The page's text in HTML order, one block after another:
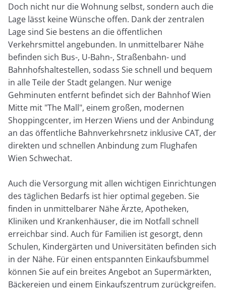
Doch nicht nur die Wohnung selbst, sondern auch die
Lage lässt keine Wünsche offen. Dank der zentralen
Lage sind Sie bestens an die öffentlichen
Verkehrsmittel angebunden. In unmittelbarer Nähe
befinden sich Bus-, U-Bahn-, Straßenbahn- und
Bahnhofshaltestellen, sodass Sie schnell und bequem
in alle Teile der Stadt gelangen. Nur wenige
Gehminuten entfernt befindet sich der Bahnhof Wien
Mitte mit "The Mall", einem großen, modernen
Shoppingcenter, im Herzen Wiens und der Anbindung
an das öffentliche Bahnverkehrsnetz inklusive CAT, der
direkten und schnellen Anbindung zum Flughafen
Wien Schwechat.
Auch die Versorgung mit allen wichtigen Einrichtungen
des täglichen Bedarfs ist hier optimal gegeben. Sie
finden in unmittelbarer Nähe Ärzte, Apotheken,
Kliniken und Krankenhäuser, die im Notfall schnell
erreichbar sind. Auch für Familien ist gesorgt, denn
Schulen, Kindergärten und Universitäten befinden sich
in der Nähe. Für einen entspannten Einkaufsbummel
können Sie auf ein breites Angebot an Supermärkten,
Bäckereien und einem Einkaufszentrum zurückgreifen.